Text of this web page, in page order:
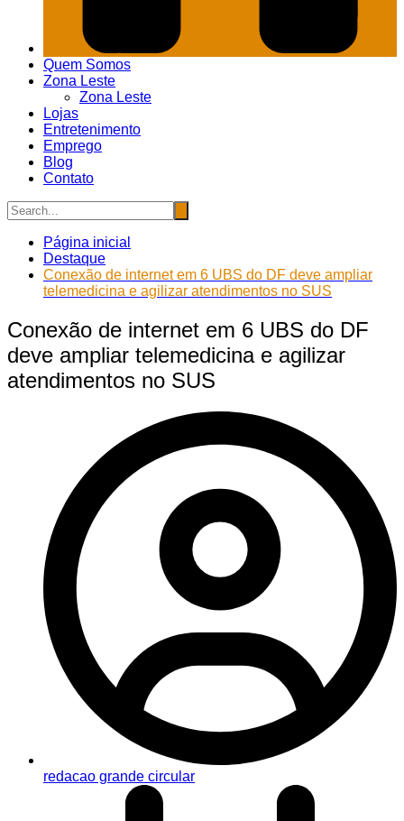
Quem Somos
Zona Leste
Zona Leste
Lojas
Entretenimento
Emprego
Blog
Contato
Página inicial
Destaque
Conexão de internet em 6 UBS do DF deve ampliar
telemedicina e agilizar atendimentos no SUS
Conexão de internet em 6 UBS do DF
deve ampliar telemedicina e agilizar
atendimentos no SUS
redacao grande circular